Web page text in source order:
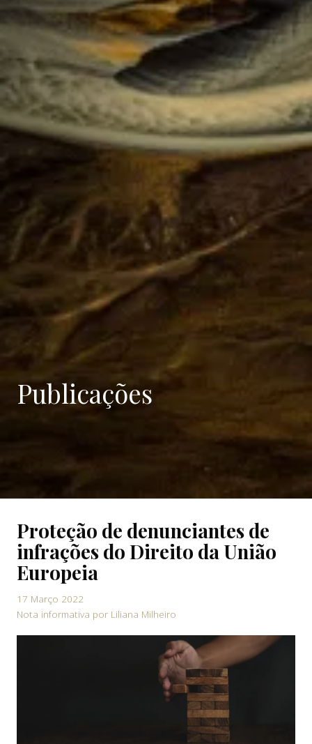
Publicações
Proteção de denunciantes de
infrações do Direito da União
Europeia
17 Março 2022
Nota informativa por Liliana Milheiro